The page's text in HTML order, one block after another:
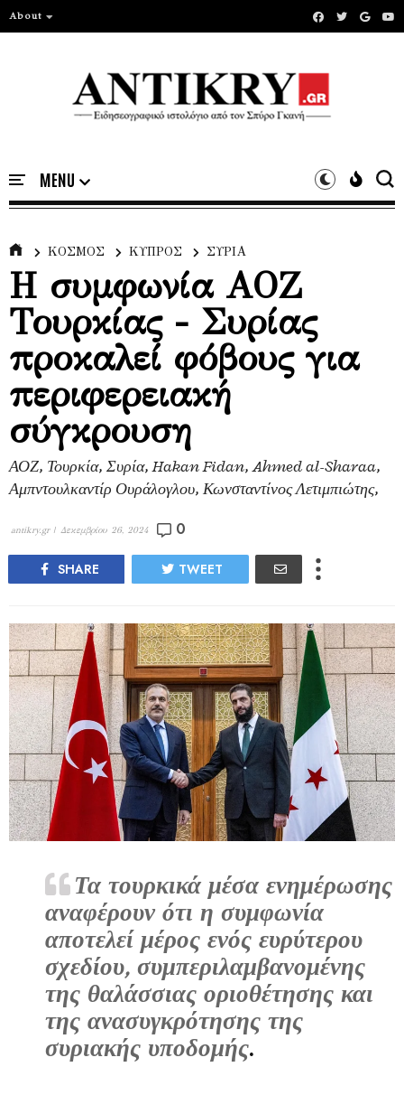
About
ΚΟΣΜΟΣ ΚΥΠΡΟΣ ΣΥΡΙΑ
Η συμφωνία ΑΟΖ
Τουρκίας - Συρίας
προκαλεί φόβους για
περιφερειακή
σύγκρουση
ΑΟΖ, Τουρκία, Συρία, Hakan Fidan, Ahmed al-Sharaa,
Αμπντουλκαντίρ Ουράλογλου, Κωνσταντίνος Λετιμπιώτης,
antikry.gr | Δεκεμβρίου 26, 2024 0
SHARE TWEET
Τα τουρκικά μέσα ενημέρωσης
αναφέρουν ότι η συμφωνία
αποτελεί μέρος ενός ευρύτερου
σχεδίου, συμπεριλαμβανομένης
της θαλάσσιας οριοθέτησης και
της ανασυγκρότησης της
συριακής υποδομής.